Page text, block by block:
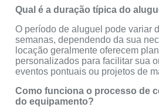
Qual é a duração típica do
O período de aluguel pode variar
semanas, dependendo da sua
locação geralmente oferecem
personalizados para facilitar sua
eventos pontuais ou projetos de
Como funciona o processo de
do equipamento?